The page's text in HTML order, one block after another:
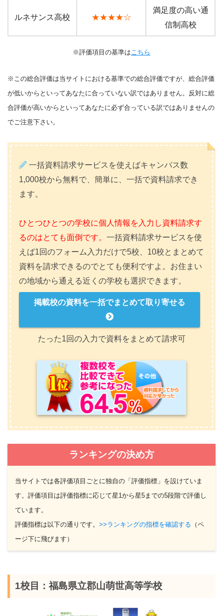
ルネサンス高校 ★★★★☆
満足度の高い通
信制高校
※評価項目の基準は こちら
※この総合評価は当サイトにおける基準での総合評価ですが、総合評価
が低いからといってあなたに合っていない訳ではありません。反対に総
合評価が高いからといってあなたに必ず合っている訳ではありませんの
でご注意下さい。
一括資料請求サービスを使えばキャンパス数
1,000校から無料で、簡単に、一括で資料請求でき
ます。
ひとつひとつの学校に個人情報を入力し資料請求す
るのはとても面倒です。 一括資料請求サービスを使
えば1回のフォーム入力だけで5校、10校とまとめて
資料を請求できるのでとても便利ですよ。お住まい
の地域から通える近くの学校も選択できます。
掲載校の資料を一括でまとめて取り寄せる
たった1回の入力で資料をまとめて請求可
ランキングの決め方
当サイトでは各評価項目ごとに独自の「評価指標」を設けていま
す。評価項目は評価指標に応じて星1から星5までの5段階で評価し
ています。
評価指標は以下の通りです。 >>ランキングの指標を確認する （ペ
ージ下に飛びます）
1校目：福島県立郡山萌世高等学校